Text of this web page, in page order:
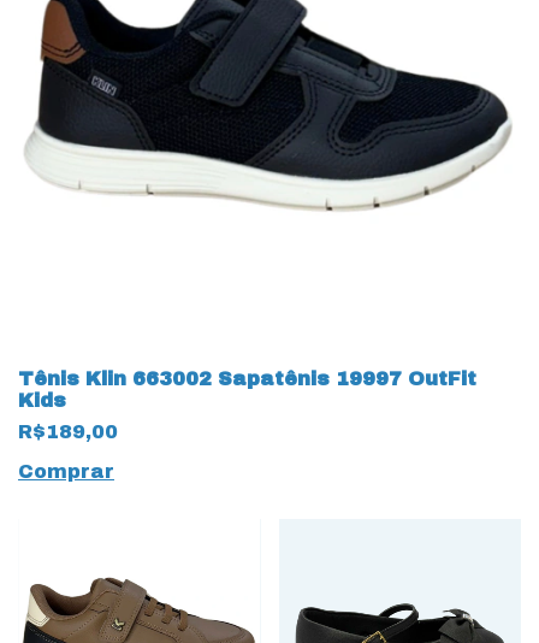
Tênis Klin 663002 Sapatênis 19997 OutFit
Kids
R$189,00
Comprar